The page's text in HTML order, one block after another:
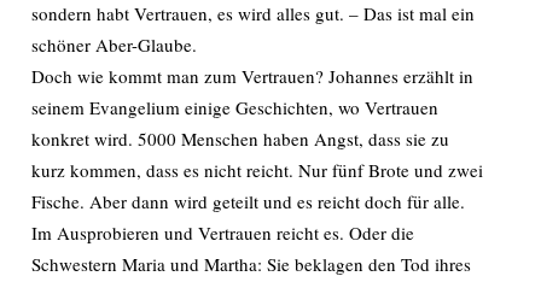
sondern habt Vertrauen, es wird alles gut. – Das ist mal ein
schöner Aber-Glaube.
Doch wie kommt man zum Vertrauen? Johannes erzählt in
seinem Evangelium einige Geschichten, wo Vertrauen
konkret wird. 5000 Menschen haben Angst, dass sie zu
kurz kommen, dass es nicht reicht. Nur fünf Brote und zwei
Fische. Aber dann wird geteilt und es reicht doch für alle.
Im Ausprobieren und Vertrauen reicht es. Oder die
Schwestern Maria und Martha: Sie beklagen den Tod ihres